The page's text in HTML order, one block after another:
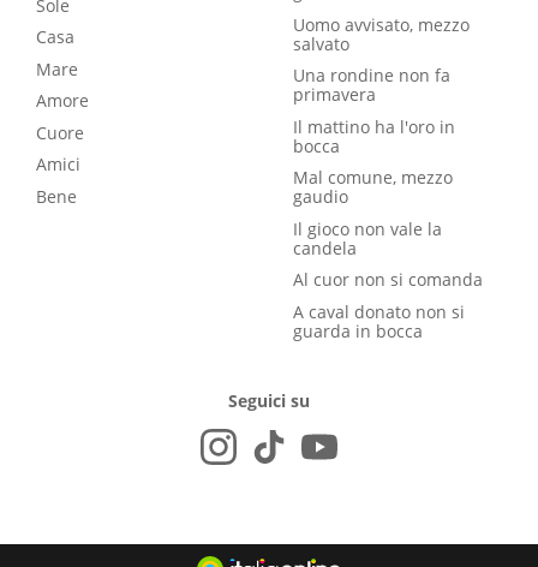
Sole
Casa
Mare
Amore
Cuore
Amici
Bene
Uomo avvisato, mezzo
salvato
Una rondine non fa
primavera
Il mattino ha l'oro in
bocca
Mal comune, mezzo
gaudio
Il gioco non vale la
candela
Al cuor non si comanda
A caval donato non si
guarda in bocca
Seguici su